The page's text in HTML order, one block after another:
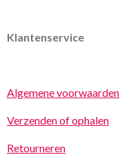
Klantenservice
Algemene voorwaarden
Verzenden of ophalen
Retourneren